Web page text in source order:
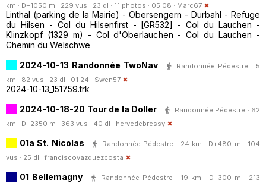
km · D+1050 m · 229 vus · 23 dl · 11 photos · 05:08 · Marc67
Linthal (parking de la Mairie) - Obersengern - Durbahl - Refuge
du Hilsen - Col du Hilsenfirst - [GR532] - Col du Lauchen -
Klinzkopf (1329 m) - Col d'Oberlauchen - Col du Lauchen -
Chemin du Welschwe
2024-10-13 Randonnée TwoNav
Randonnée Pédestre · 5
km · 82 vus · 23 dl · 01:24 · Swen57
2024-10-13_151759.trk
2024-10-18-20 Tour de la Doller
Randonnée Pédestre · 62
km · D+2350 m · 363 vus · 40 dl · hervedebressy
01a St. Nicolas
Randonnée Pédestre · 24 km · D+480 m · 104
vus · 25 dl · franciscovazquezcosta
01 Bellemagny
Randonnée Pédestre · 19 km · D+300 m · 213